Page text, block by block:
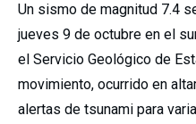
Un sismo de magnitud 7.4
jueves 9 de octubre en el
el Servicio Geológico de
movimiento, ocurrido en
alertas de tsunami para